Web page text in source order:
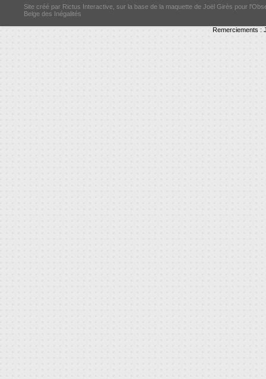
Site créé par Rictus Interactive, sur la base de la maquette de Joël Girès pour
Belge des Inégalités
Remerciements :